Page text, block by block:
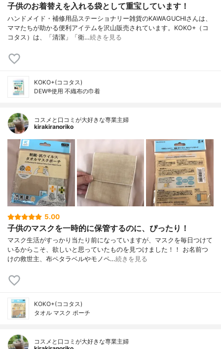
子供のお着替えを入れる袋として重宝しています！
ハンドメイド・補修用品ステーショナリー雑貨のKAWAGUCHIさんは、
ママたちが助かる便利アイテムを沢山販売されています。KOKO+（コ
コタス）は、「清潔」「衛…続きを見る
KOKO+(ココタス)
DEW®使用 不織布の巾着
コスメと口コミが大好きな専業主婦
kirakiranoriko
5.00
子供のマスクを一時的に保管するのに、ぴったり！
マスク生活がすっかり当たり前になっていますが、マスクを毎日つけて
いるからこそ、欲しいと思っていたものを見つけました！！ お名前つ
けの救世主、布ペタラベルやモノペ…続きを見る
KOKO+(ココタス)
タオル マスク ポーチ
コスメと口コミが大好きな専業主婦